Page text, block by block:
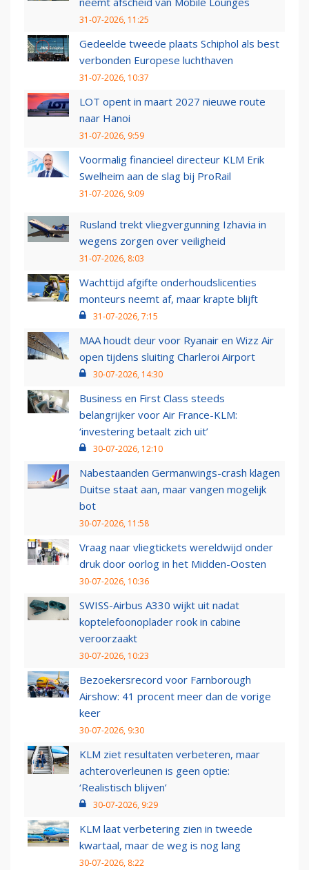
31-07-2026, 11:25
Gedeelde tweede plaats Schiphol als best
verbonden Europese luchthaven
31-07-2026, 10:37
LOT opent in maart 2027 nieuwe route
naar Hanoi
31-07-2026, 9:59
Voormalig financieel directeur KLM Erik
Swelheim aan de slag bij ProRail
31-07-2026, 9:09
Rusland trekt vliegvergunning Izhavia in
wegens zorgen over veiligheid
31-07-2026, 8:03
Wachttijd afgifte onderhoudslicenties
monteurs neemt af, maar krapte blijft
31-07-2026, 7:15
MAA houdt deur voor Ryanair en Wizz Air
open tijdens sluiting Charleroi Airport
30-07-2026, 14:30
Business en First Class steeds
belangrijker voor Air France-KLM:
‘investering betaalt zich uit’
30-07-2026, 12:10
Nabestaanden Germanwings-crash klagen
Duitse staat aan, maar vangen mogelijk
bot
30-07-2026, 11:58
Vraag naar vliegtickets wereldwijd onder
druk door oorlog in het Midden-Oosten
30-07-2026, 10:36
SWISS-Airbus A330 wijkt uit nadat
koptelefoonoplader rook in cabine
veroorzaakt
30-07-2026, 10:23
Bezoekersrecord voor Farnborough
Airshow: 41 procent meer dan de vorige
keer
30-07-2026, 9:30
KLM ziet resultaten verbeteren, maar
achteroverleunen is geen optie:
‘Realistisch blijven’
30-07-2026, 9:29
KLM laat verbetering zien in tweede
kwartaal, maar de weg is nog lang
30-07-2026, 8:22